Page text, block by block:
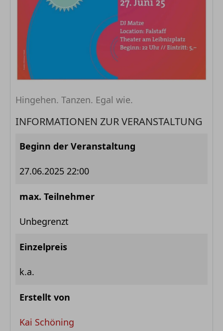
Hingehen. Tanzen. Egal wie.
INFORMATIONEN ZUR VERANSTALTUNG
Beginn der Veranstaltung
27.06.2025 22:00
max. Teilnehmer
Unbegrenzt
Einzelpreis
k.a.
Erstellt von
Kai Schöning